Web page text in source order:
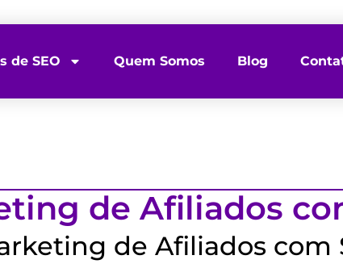
de SEO Quem Somos Blog
de Afiliados
de Afiliados com